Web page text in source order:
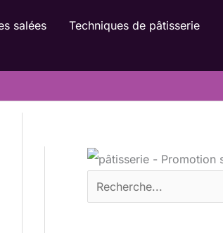
salées
Techniques de pâtisserie